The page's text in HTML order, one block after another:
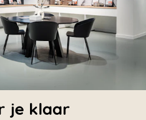
je klaar